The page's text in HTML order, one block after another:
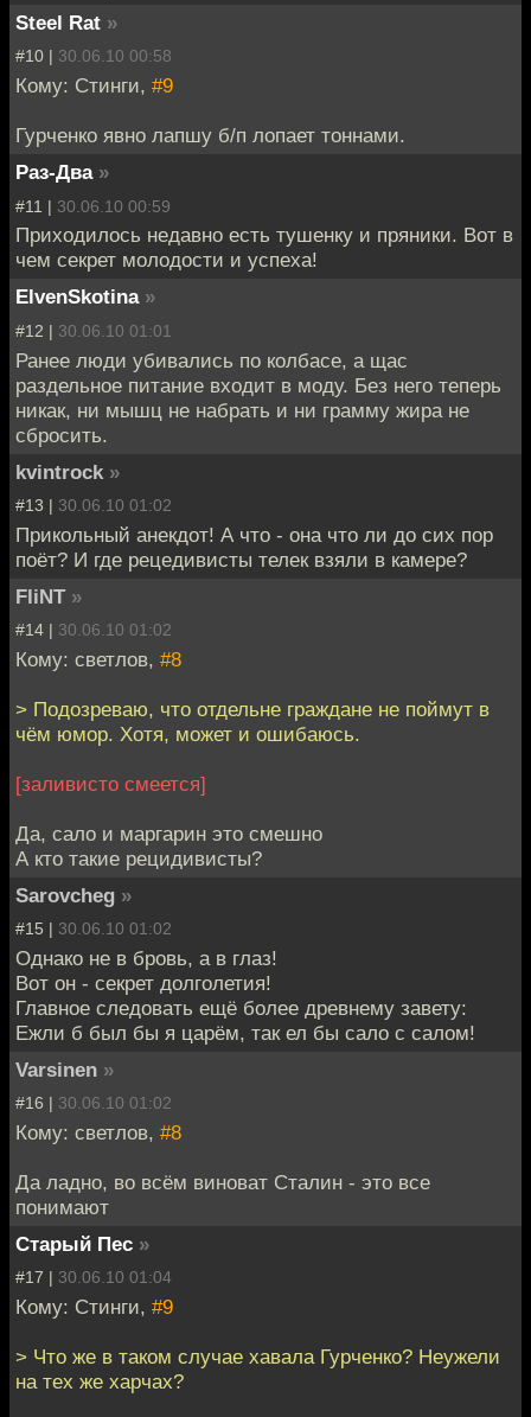
Steel Rat »
#10 | 30.06.10 00:58
Кому: Стинги, #9
Гурченко явно лапшу б/п лопает тоннами.
Раз-Два »
#11 | 30.06.10 00:59
Приходилось недавно есть тушенку и пряники. Вот в
чем секрет молодости и успеха!
ElvenSkotina »
#12 | 30.06.10 01:01
Ранее люди убивались по колбасе, а щас
раздельное питание входит в моду. Без него теперь
никак, ни мышц не набрать и ни грамму жира не
сбросить.
kvintrock »
#13 | 30.06.10 01:02
Прикольный анекдот! А что - она что ли до сих пор
поёт? И где рецедивисты телек взяли в камере?
FliNT »
#14 | 30.06.10 01:02
Кому: светлов, #8
> Подозреваю, что отдельне граждане не поймут в
чём юмор. Хотя, может и ошибаюсь.
[заливисто смеется]
Да, сало и маргарин это смешно
А кто такие рецидивисты?
Sarovcheg »
#15 | 30.06.10 01:02
Однако не в бровь, а в глаз!
Вот он - секрет долголетия!
Главное следовать ещё более древнему завету:
Ежли б был бы я царём, так ел бы сало с салом!
Varsinen »
#16 | 30.06.10 01:02
Кому: светлов, #8
Да ладно, во всём виноват Сталин - это все
понимают
Старый Пес »
#17 | 30.06.10 01:04
Кому: Стинги, #9
> Что же в таком случае хавала Гурченко? Неужели
на тех же харчах?